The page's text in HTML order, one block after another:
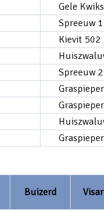
Gele
Spreeuw
Kievit 502
Spreeuw
Buizerd